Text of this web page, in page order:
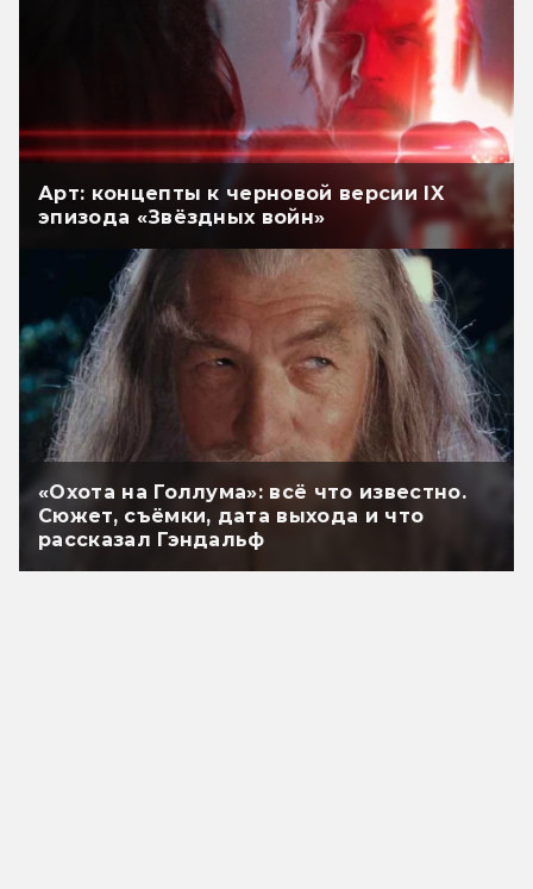
Арт: концепты к черновой версии IX
эпизода «Звёздных войн»
«Охота на Голлума»: всё что известно.
Сюжет, съёмки, дата выхода и что
рассказал Гэндальф